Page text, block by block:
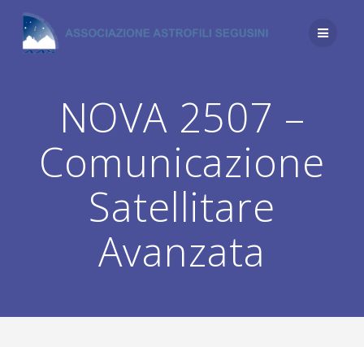
contenuto
NOVA 2507 –
Comunicazione
Satellitare
Avanzata